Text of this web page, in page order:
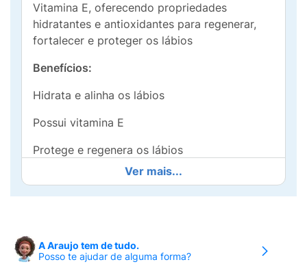
Vitamina E, oferecendo propriedades
hidratantes e antioxidantes para regenerar,
fortalecer e proteger os lábios
Benefícios:
Hidrata e alinha os lábios
Possui vitamina E
Protege e regenera os lábios
alcance de crianças, em local seco e arejado,
ao abrigo da luz, calor e umidade.
Ver mais...
A Araujo tem de tudo.
Posso te ajudar de alguma forma?